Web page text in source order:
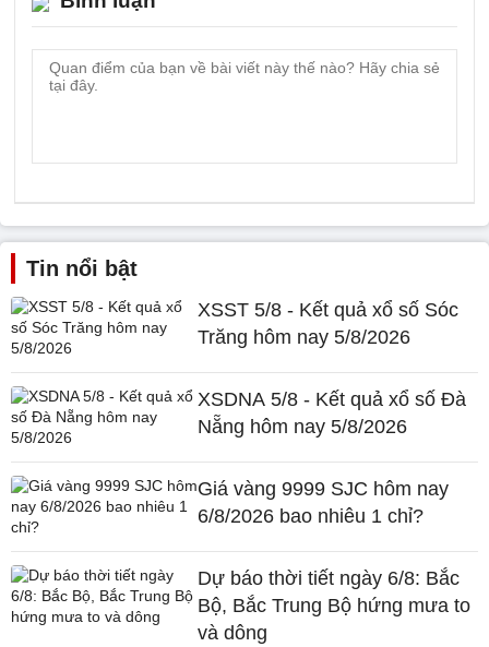
Tin nổi bật
XSST 5/8 - Kết quả xổ số Sóc
Trăng hôm nay 5/8/2026
XSDNA 5/8 - Kết quả xổ số Đà
Nẵng hôm nay 5/8/2026
Giá vàng 9999 SJC hôm nay
6/8/2026 bao nhiêu 1 chỉ?
Dự báo thời tiết ngày 6/8: Bắc
Bộ, Bắc Trung Bộ hứng mưa to
và dông